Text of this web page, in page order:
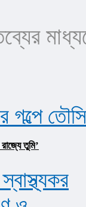
তুমি’